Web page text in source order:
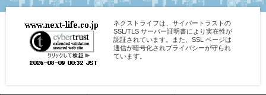
ネクストライフは、サイバートラストの
SSL/TLS サーバー証明書により実在性が
認証されています。また、SSL ページは
通信が暗号化されプライバシーが守られ
ています。